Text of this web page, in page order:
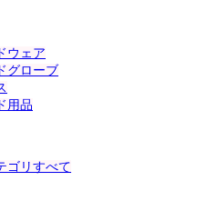
ウェア
グローブ
用品
ゴリすべて